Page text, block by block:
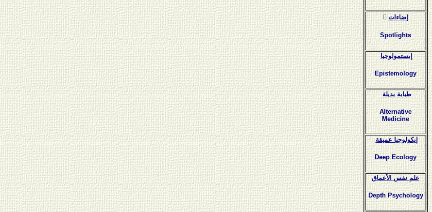
ٍإضاءات
Spotlights
إبستمولوجيا
Epistemology
طبابة بديلة
Alternative
Medicine
إيكولوجيا عميقة
Deep Ecology
علم نفس الأعماق
Depth Psychology